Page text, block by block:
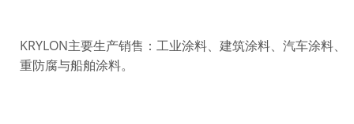
KRYLON主要生产销售：工业涂料、建筑涂料、汽车涂料、
重防腐与船舶涂料。